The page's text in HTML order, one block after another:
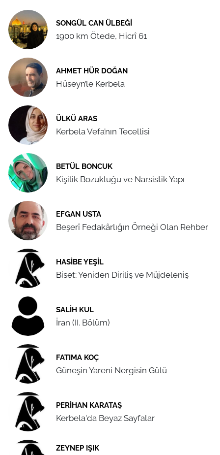
SONGÜL CAN ÜLBEĞI
1900 km Ötede, Hicrî 61
AHMET HÜR DOĞAN
Hüseyn’le Kerbela
ÜLKÜ ARAS
Kerbela Vefa’nın Tecellisi
BETÜL BONCUK
Kişilik Bozukluğu ve Narsistik Yapı
EFGAN USTA
Beşerî Fedakârlığın Örneği Olan Rehber
HASIBE YEŞIL
Biset; Yeniden Diriliş ve Müjdeleniş
SALIH KUL
İran (II. Bölüm)
FATIMA KOÇ
Güneşin Yareni Nergisin Gülü
PERIHAN KARATAŞ
Kerbela'da Beyaz Sayfalar
ZEYNEP IŞIK